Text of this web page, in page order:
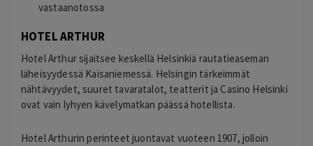
vastaanotossa
HOTEL ARTHUR
Hotel Arthur sijaitsee keskellä Helsinkiä rautatieaseman
läheisyydessä Kaisaniemessä. Helsingin tärkeimmät
nähtävyydet, suuret tavaratalot, teatterit ja Casino Helsinki
ovat vain lyhyen kävelymatkan päässä hotellista.
Hotel Arthurin perinteet juontavat vuoteen 1907, jolloin